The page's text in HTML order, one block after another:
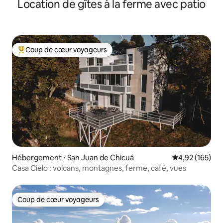
Location de gîtes à la ferme avec patio
Coups de cœur voyageurs les plus appréciés
Coup de cœur voyageurs
Hébergement ⋅ San Juan de Chicuá Évaluation
4,92 (165)
Casa Cielo : volcans, montagnes, ferme, café, vues
Coup de cœur voyageurs
Coup de cœur voyageurs